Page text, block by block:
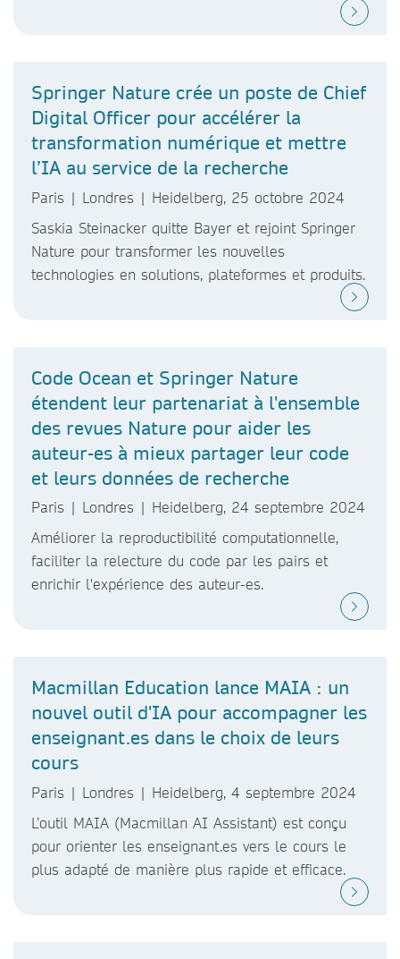
Springer Nature crée un poste de Chief
Digital Officer pour accélérer la
transformation numérique et mettre
l’IA au service de la recherche
Paris | Londres | Heidelberg, 25 octobre 2024
Saskia Steinacker quitte Bayer et rejoint Springer
Nature pour transformer les nouvelles
technologies en solutions, plateformes et produits.
Code Ocean et Springer Nature
étendent leur partenariat à l'ensemble
des revues Nature pour aider les
auteur-es à mieux partager leur code
et leurs données de recherche
Paris | Londres | Heidelberg, 24 septembre 2024
Améliorer la reproductibilité computationnelle,
faciliter la relecture du code par les pairs et
enrichir l'expérience des auteur-es.
Macmillan Education lance MAIA : un
nouvel outil d'IA pour accompagner les
enseignant.es dans le choix de leurs
cours
Paris | Londres | Heidelberg, 4 septembre 2024
L’outil MAIA (Macmillan AI Assistant) est conçu
pour orienter les enseignant.es vers le cours le
plus adapté de manière plus rapide et efficace.